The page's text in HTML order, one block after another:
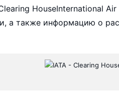
HouseInternational
а также информацию о